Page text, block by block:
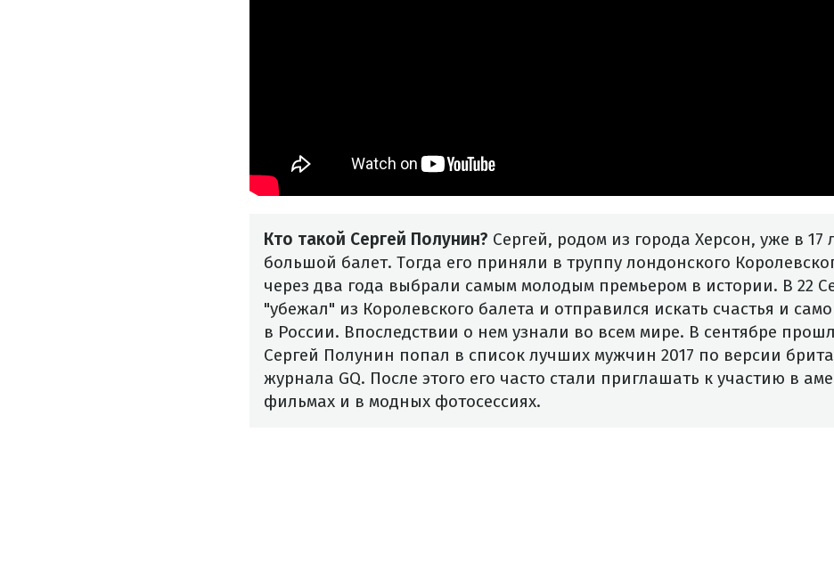
Кто такой Сергей Полунин? Сергей, родом из города Херсон, уже в 17
большой балет. Тогда его приняли в труппу лондонского
через два года выбрали самым молодым премьером в истории. В 22
"убежал" из Королевского балета и отправился искать счастья и
в России. Впоследствии о нем узнали во всем мире. В сентябре
Сергей Полунин попал в список лучших мужчин 2017 по версии
журнала GQ. После этого его часто стали приглашать к участию в
фильмах и в модных фотосессиях.